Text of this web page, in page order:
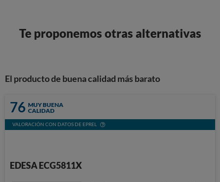
Te proponemos otras alternativas
El producto de buena calidad más barato
76 MUY BUENA
CALIDAD
VALORACIÓN CON DATOS DE EPREL
EDESA ECG5811X